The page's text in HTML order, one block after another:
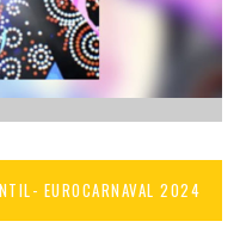
EUROCARNAVAL 2024